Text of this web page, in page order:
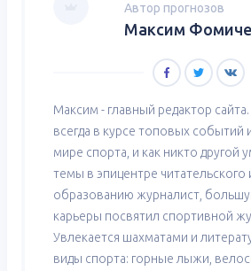
Автор прогнозов
Максим
Максим - главный редактор
всегда в курсе топовых событий
мире спорта, и как никто другой
темы в эпицентре читательского
образованию журналист,
карьеры посвятил спортивной
Увлекается шахматами и
виды спорта: горные лыжи,